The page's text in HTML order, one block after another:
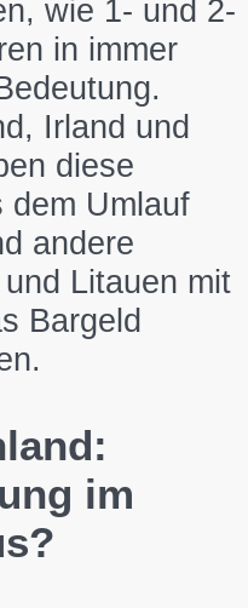
wie 1- und 2-
in immer
Irland und
diese
dem Umlauf
andere
Litauen mit
Bargeld
im